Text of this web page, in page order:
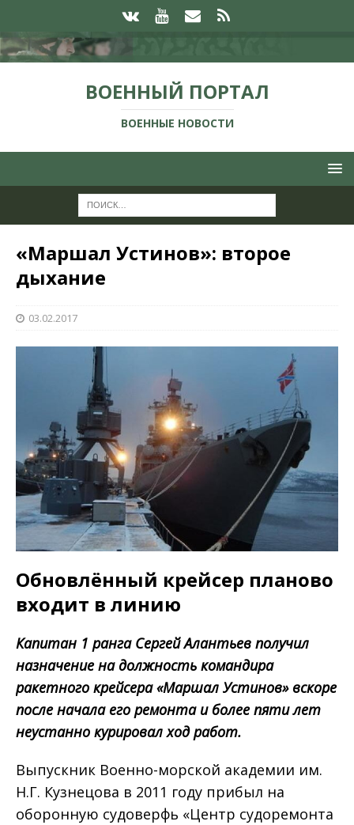
ВОЕННЫЙ ПОРТАЛ
ВОЕННЫЕ НОВОСТИ
«Маршал Устинов»: второе
дыхание
03.02.2017
Обновлённый крейсер планово
входит в линию
Капитан 1 ранга Сергей Алантьев получил
назначение на должность командира
ракетного крейсера «Маршал Устинов» вскоре
после начала его ремонта и более пяти лет
неустанно курировал ход работ.
Выпускник Военно-морской академии им.
Н.Г. Кузнецова в 2011 году прибыл на
оборонную судоверфь «Центр судоремонта